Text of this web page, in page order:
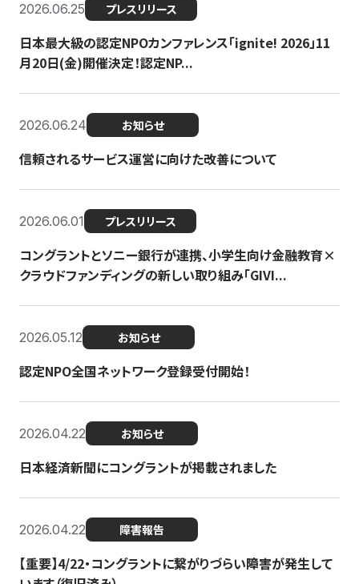
2026.06.25 プレスリリース
日本最大級の認定NPOカンファレンス「ignite! 2026」11
月20日(金)開催決定！認定NP...
2026.06.24 お知らせ
信頼されるサービス運営に向けた改善について
2026.06.01 プレスリリース
コングラントとソニー銀行が連携、小学生向け金融教育×
クラウドファンディングの新しい取り組み「GIVI...
2026.05.12 お知らせ
認定NPO全国ネットワーク登録受付開始！
2026.04.22 お知らせ
日本経済新聞にコングラントが掲載されました
2026.04.22 障害報告
【重要】4/22・コングラントに繋がりづらい障害が発生して